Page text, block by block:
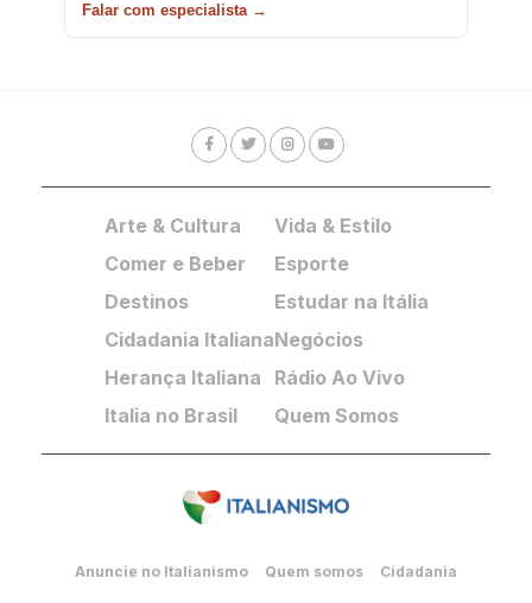
Falar com especialista →
Arte & Cultura
Comer e Beber
Destinos
Cidadania Italiana
Herança Italiana
Italia no Brasil
Vida & Estilo
Esporte
Estudar na Itália
Negócios
Rádio Ao Vivo
Quem Somos
Anuncie no Italianismo Quem somos Cidadania